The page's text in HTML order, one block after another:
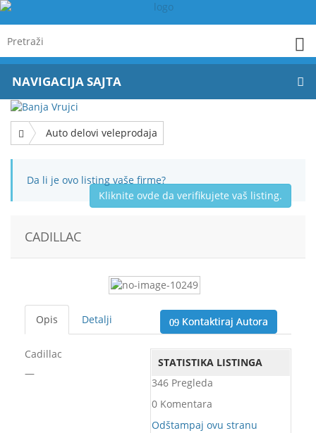
NAVIGACIJA SAJTA
Auto delovi veleprodaja
Da li je ovo listing vaše firme?
Kliknite ovde da verifikujete vaš listing.
CADILLAC
Kontaktiraj Autora
Opis Detalji
STATISTIKA LISTINGA
346 Pregleda
0 Komentara
Odštampaj ovu stranu
Cadillac
—